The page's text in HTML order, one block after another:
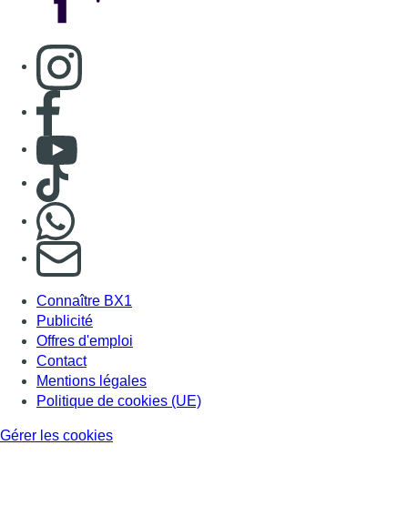
Consulter page Instagram
Consulter page Facebook
Consulter Youtube
Consulter TikTok
S'abonner à notre newsletter
Connaître BX1
Publicité
Offres d'emploi
Contact
Mentions légales
Politique de cookies (UE)
Gérer les cookies